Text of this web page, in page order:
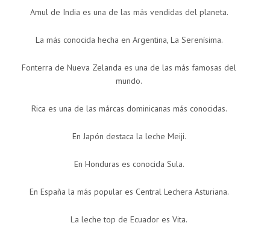
Amul de India es una de las más vendidas del planeta.
La más conocida hecha en Argentina, La Serenísima.
Fonterra de Nueva Zelanda es una de las más famosas del
mundo.
Rica es una de las márcas dominicanas más conocidas.
En Japón destaca la leche Meiji.
En Honduras es conocida Sula.
En España la más popular es Central Lechera Asturiana.
La leche top de Ecuador es Vita.